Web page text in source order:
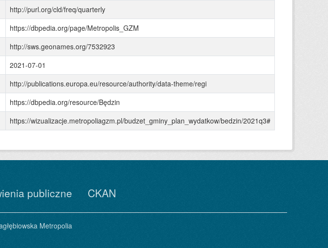
http://purl.org/cld/freq/quarterly
https://dbpedia.org/page/Metropolis_GZM
http://sws.geonames.org/7532923
2021-07-01
http://publications.europa.eu/resource/authority/data-theme/regi
https://dbpedia.org/resource/Będzin
https://wizualizacje.metropoliagzm.pl/budzet_gminy_plan_wydatkow/bedzin/2021q3#
publiczne CKAN
Metropolia